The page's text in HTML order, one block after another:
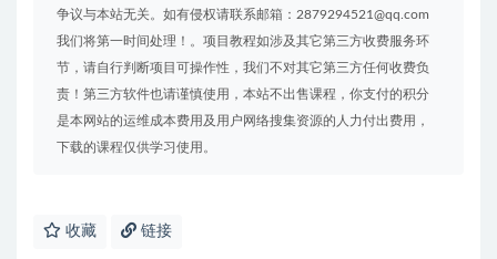
争议与本站无关。如有侵权请联系邮箱：2879294521@qq.com
我们将第一时间处理！。项目教程如涉及其它第三方收费服务环
节，请自行判断项目可操作性，我们不对其它第三方任何收费负
责！第三方软件也请谨慎使用，本站不出售课程，你支付的积分
是本网站的运维成本费用及用户网络搜集资源的人力付出费用，
下载的课程仅供学习使用。
收藏 链接